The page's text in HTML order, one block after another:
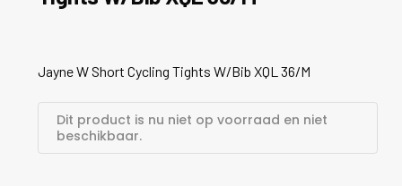
Jayne W Short Cycling Tights W/Bib XQL 36/M
Dit product is nu niet op voorraad en niet
beschikbaar.